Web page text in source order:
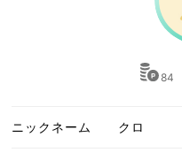
84
ニックネーム クロ